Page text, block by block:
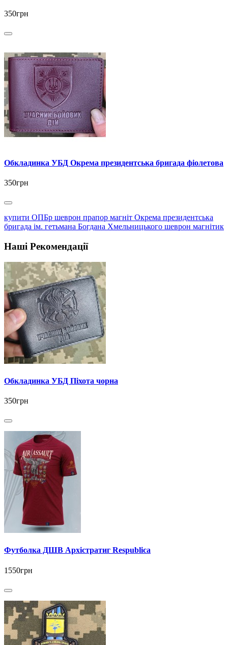
350грн
Обкладинка УБД Окрема президентська бригада фіолетова
350грн
купити ОПБр шеврон прапор магніт Окрема президентська
бригада ім. гетьмана Богдана Хмельницького шеврон магнітик
Наші Рекомендації
Обкладинка УБД Піхота чорна
350грн
Футболка ДШВ Архістратиг Respublica
1550грн